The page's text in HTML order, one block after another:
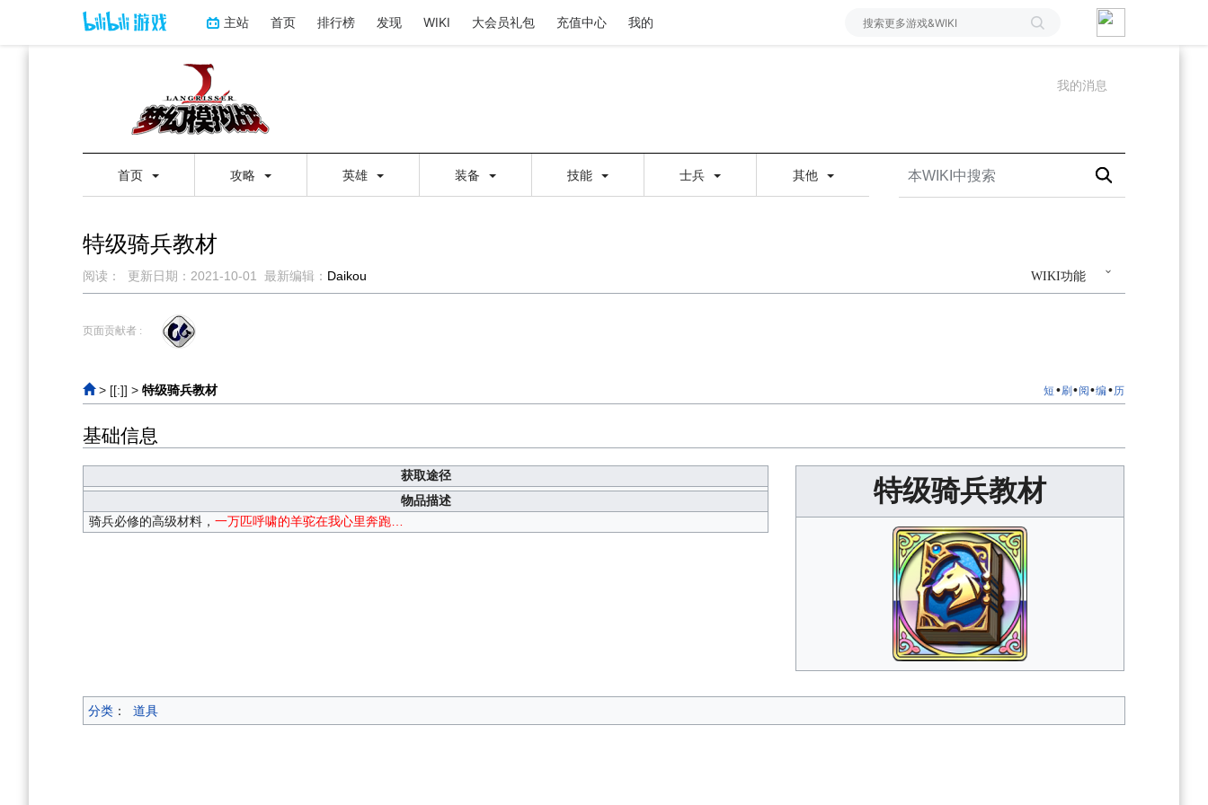
主站 首页 排行榜 发现 WIKI 大会员礼包 充值中心 我的
我的消息
首页 攻略 英雄 装备 技能 士兵 其他
特级骑兵教材
WIKI功能
阅读： 更新日期： 2021-10-01 最新编辑： Daikou
到
到
页面贡献者 :
> [[:]] > 特级骑兵教材 短 •刷•阅•编•历
基础信息
特级骑兵教材
获取途径
物品描述
骑兵必修的高级材料， 一万匹呼啸的羊驼在我心里奔跑…
分类 ： 道具